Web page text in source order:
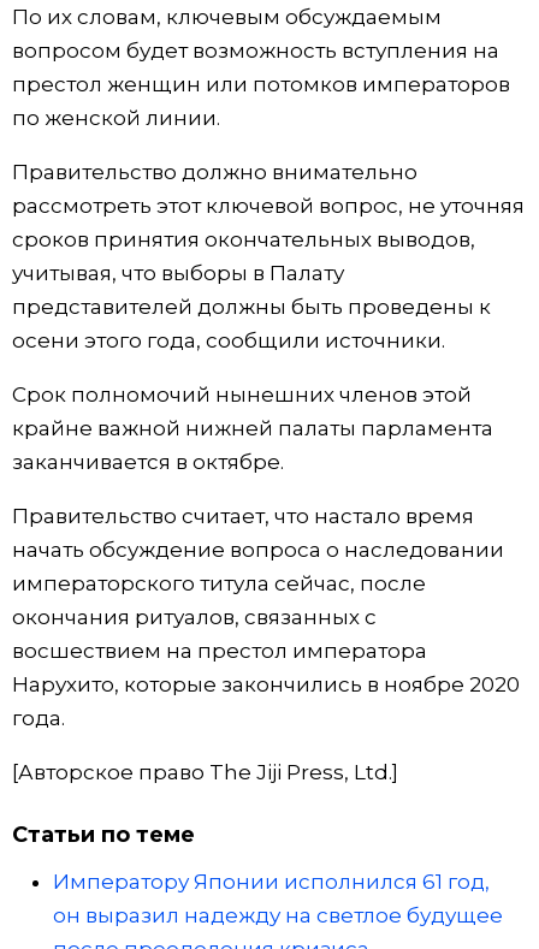
Экономика
Общество
От редакции
Семья
Еда и напитки
По их словам, ключевым обсуждаемым
вопросом будет возможность вступления на
престол женщин или потомков императоров
по женской линии.
Правительство должно внимательно
рассмотреть этот ключевой вопрос, не уточняя
сроков принятия окончательных выводов,
учитывая, что выборы в Палату
представителей должны быть проведены к
осени этого года, сообщили источники.
Срок полномочий нынешних членов этой
крайне важной нижней палаты парламента
заканчивается в октябре.
Правительство считает, что настало время
начать обсуждение вопроса о наследовании
императорского титула сейчас, после
окончания ритуалов, связанных с
восшествием на престол императора
Нарухито, которые закончились в ноябре 2020
года.
[Авторское право The Jiji Press, Ltd.]
Статьи по теме
Императору Японии исполнился 61 год,
он выразил надежду на светлое будущее